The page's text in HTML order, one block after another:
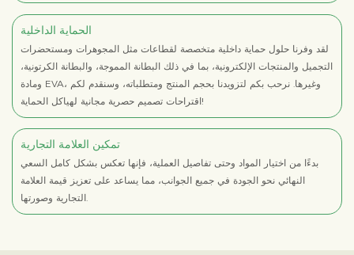
الحماية الداخلية
لقد وفرنا حلول حماية داخلية متخصصة لقطاعات مثل المجوهرات ومستحضرات
التجميل والمنتجات الإلكترونية، بما في ذلك البطانة المموجة، والبطانة الكرتونية،
ومادة EVA، وغيرها. نرحب بكم لتزويدنا بحجم المنتج ومتطلباته، وسنقدم لكم
اقتراحات تصميم حصرية مجانية لهياكل الحماية!
تمكين العلامة التجارية
بدءًا من اختيار المواد وحتى تفاصيل العملية، فإنها تعكس بشكل كامل السعي
النهائي نحو الجودة في جميع الجوانب، مما يساعد على تعزيز قيمة العلامة
التجارية وصورتها.